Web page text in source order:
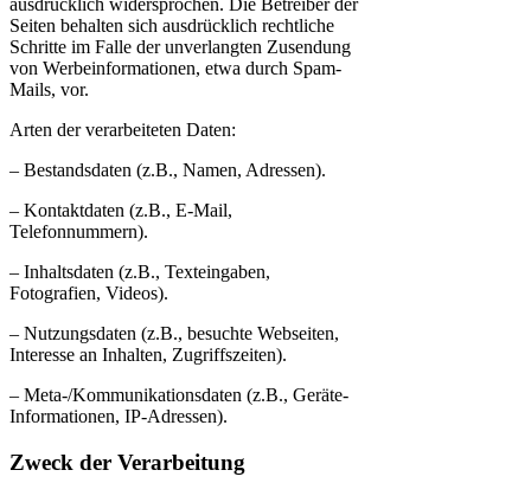
Seiten behalten sich ausdrücklich rechtliche
Schritte im Falle der unverlangten Zusendung
von Werbeinformationen, etwa durch Spam-
Mails, vor.
Arten der verarbeiteten Daten:
– Bestandsdaten (z.B., Namen, Adressen).
– Kontaktdaten (z.B., E-Mail,
Telefonnummern).
– Inhaltsdaten (z.B., Texteingaben,
Fotografien, Videos).
– Nutzungsdaten (z.B., besuchte Webseiten,
Interesse an Inhalten, Zugriffszeiten).
– Meta-/Kommunikationsdaten (z.B., Geräte-
Informationen, IP-Adressen).
Zweck der Verarbeitung